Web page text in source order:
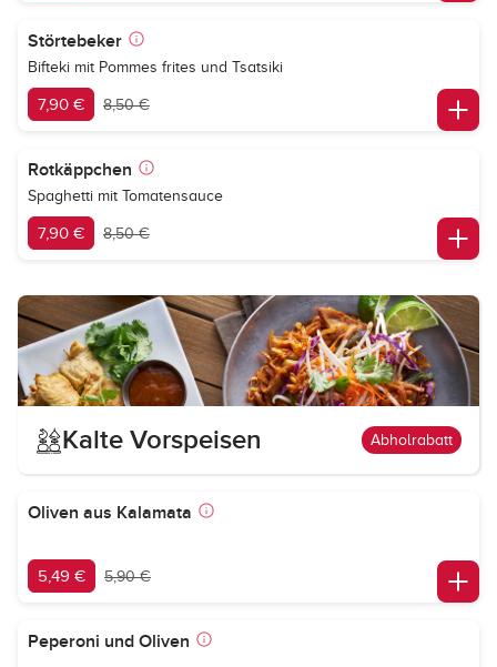
Störtebeker
Bifteki mit Pommes frites und Tsatsiki
7,90 € 8,50 €
Rotkäppchen
Spaghetti mit Tomatensauce
7,90 € 8,50 €
Kalte Vorspeisen Abholrabatt
Oliven aus Kalamata
5,49 € 5,90 €
Peperoni und Oliven